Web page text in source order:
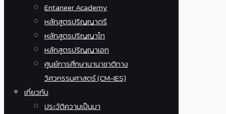
Entaneer Academy
หลักสูตรปริญญาตรี
หลักสูตรปริญญาโท
หลักสูตรปริญญาเอก
ศูนย์การศึกษานานาชาติทาง
วิศวกรรมศาสตร์ (CM-IES)
เกี่ยวกับ
ประวัติความเป็นมา